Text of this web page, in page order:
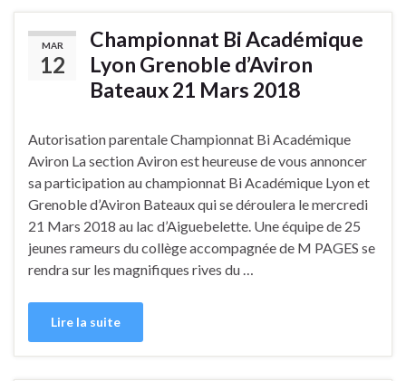
MAR
12
Championnat Bi Académique
Lyon Grenoble d’Aviron
Bateaux 21 Mars 2018
Autorisation parentale Championnat Bi Académique
Aviron La section Aviron est heureuse de vous annoncer
sa participation au championnat Bi Académique Lyon et
Grenoble d’Aviron Bateaux qui se déroulera le mercredi
21 Mars 2018 au lac d’Aiguebelette. Une équipe de 25
jeunes rameurs du collège accompagnée de M PAGES se
rendra sur les magnifiques rives du …
Lire la suite